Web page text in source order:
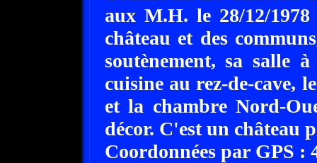
aux M.H. le 28/12/
château et des
soutènement, sa salle
cuisine au rez-de-cave,
et la chambre Nord-
décor. C'est un château
Coordonnées par GPS :